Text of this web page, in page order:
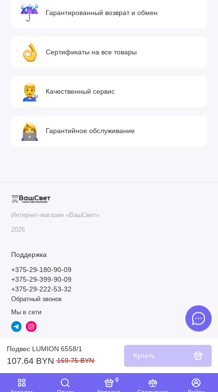
0
Подвес LUMION 6558/1
107.64 BYN 169.75 BYN
Купить
Гарантированный возврат и обмен
Сертификаты на все товары
Качественный сервис
Гарантийное обслуживание
Интернет-магазин «ВашСвет»
2026
Поддержка
+375-29-180-90-09
+375-29-399-90-09
+375-29-222-53-32
Обратный звонок
Мы в сети